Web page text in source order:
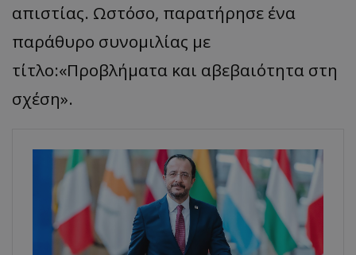
απιστίας. Ωστόσο, παρατήρησε ένα
παράθυρο συνομιλίας με
τίτλο:«Προβλήματα και αβεβαιότητα στη
σχέση».